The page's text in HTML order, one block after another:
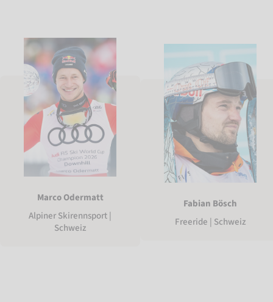
Marco Odermatt
Alpiner Skirennsport |
Schweiz
Fabian Bösch
Freeride | Schweiz